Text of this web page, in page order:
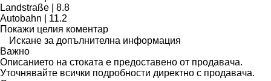
Landstraße | 8.8
Autobahn | 11.2
Покажи целия коментар
Искане за допълнителна информация
Важно
Описанието на стоката е предоставено от продавача.
Уточнявайте всички подробности директно с продавача.